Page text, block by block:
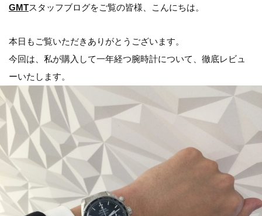
GMTスタッフブログをご覧の皆様、こんにちは。
本日もご覧いただきありがとうございます。
今回は、私が購入して一年経つ腕時計について、徹底レビュ
ーいたします。